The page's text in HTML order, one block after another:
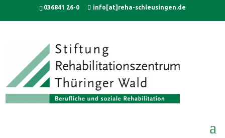
content
036841 26-0 info[at]reha-schleusingen.demodal-check